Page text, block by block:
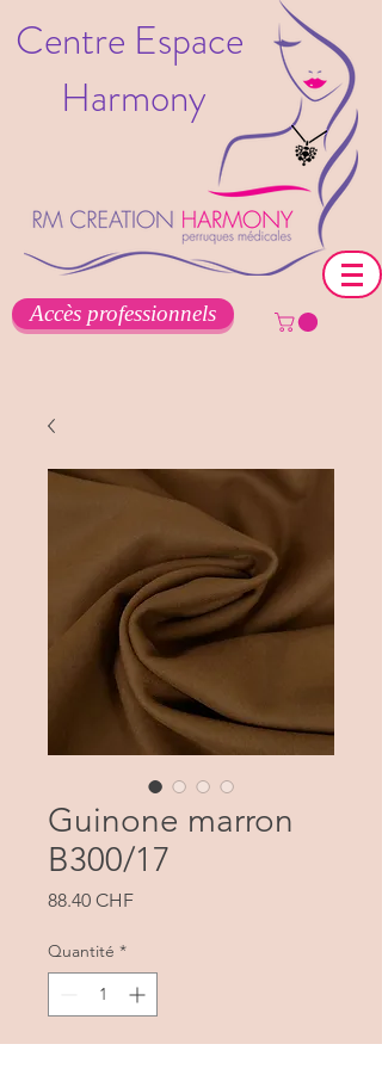
Centre Espace
Harmony
Accès professionnels
Guinone marron
B300/17
88.40 CHFPrix
Quantité *